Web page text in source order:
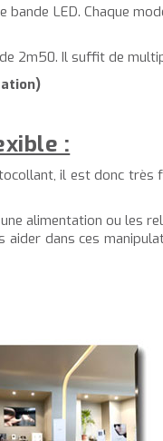
LED. Chaque
2m50. Il suffit de
:
il est donc
alimentation ou les
aider dans ces